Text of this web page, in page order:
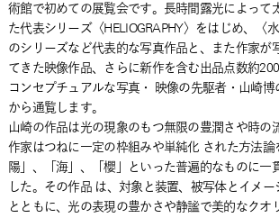
術館で初めての展覧会です。長時間露光によって
た代表シリーズ〈HELIOGRAPHY〉をはじめ、〈
のシリーズなど代表的な写真作品と、また作家が
てきた映像作品、さらに新作を含む出品点数約
コンセプチュアルな写真・ 映像の先駆者・山崎
から通覧します。
山崎の作品は光の現象のもつ無限の豊潤さや時の
作家はつねに一定の枠組みや単純化 された方法論
陽」、「海」、「櫻」といった普遍的なものに一
した。その作品 は、対象と装置、被写体とイメ
とともに、光の表現の豊かさや静謐で美的なクオ